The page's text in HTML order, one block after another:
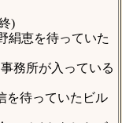
)
絹恵を待っていた
務所が入っている
を待っていたビル